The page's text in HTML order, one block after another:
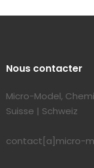
Nous contacter
Micro-Model,
Suisse | Schweiz
contact[a]micro-